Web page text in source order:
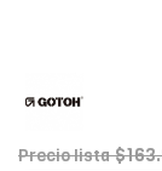
Precio lista